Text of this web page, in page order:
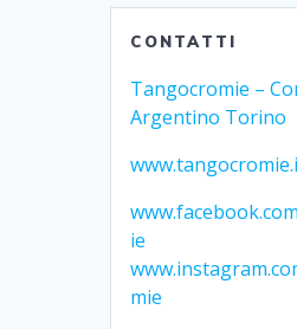
CONTATTI
Tangocromie –
Argentino Torino
ie
mie